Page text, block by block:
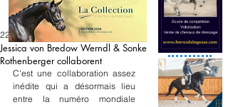
Jessica von Bredow Werndl & Sonke
Rothenberger collaborent
22 mars 2024
C'est une collaboration assez
inédite qui a désormais lieu
entre la numéro mondiale